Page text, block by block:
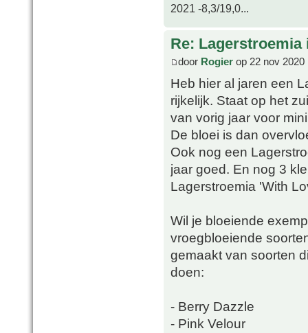
2021 -8,3/19,0...
Re:
door Rogier op 22 nov 2020
Heb hier al jaren een
rijkelijk. Staat op het
van vorig jaar voor
De bloei is dan
Ook nog een
jaar goed. En nog 3
Lagerstroemia 'With
Wil je bloeiende
vroegbloeiende
gemaakt van soorten
doen:
- Berry Dazzle
- Pink Velour